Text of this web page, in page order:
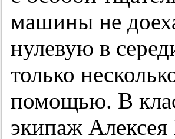
машины не
нулевую в
только
помощью. В
экипаж